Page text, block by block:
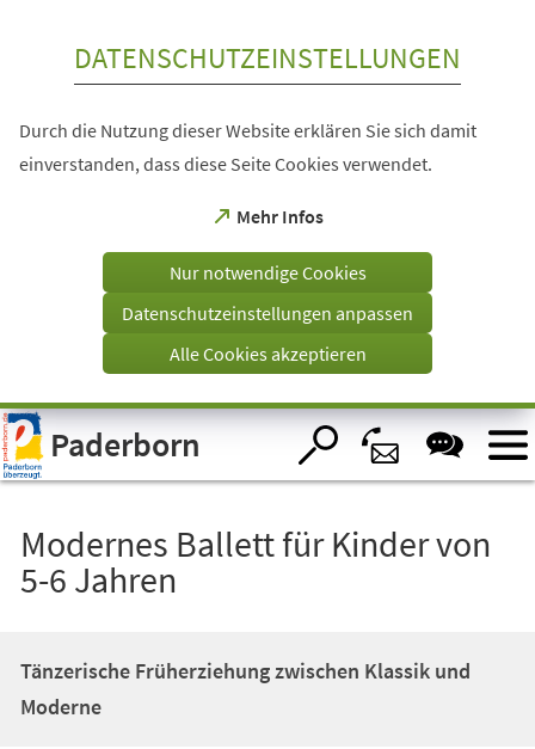
Visuelle
Assistenzsoftware
öffnen.
DATENSCHUTZEINSTELLUNGEN
Durch die Nutzung dieser Website erklären Sie sich damit
einverstanden, dass diese Seite Cookies verwendet.
Mehr Infos
(Öffnet
einem
Tab)
Nur notwendige Cookies
Datenschutzeinstellungen anpassen
Alle Cookies akzeptieren
Paderborn
Modernes Ballett für Kinder von
5-6 Jahren
Tänzerische Früherziehung zwischen Klassik und
Moderne